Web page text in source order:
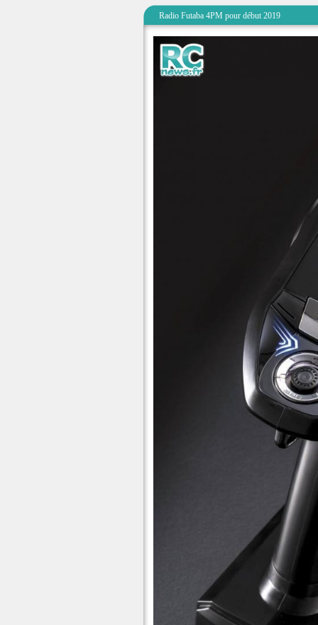
Radio Futaba 4PM pour début 2019